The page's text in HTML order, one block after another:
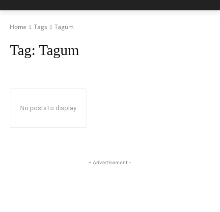
Home Tags Tagum
Tag: Tagum
No posts to display
- Advertisement -